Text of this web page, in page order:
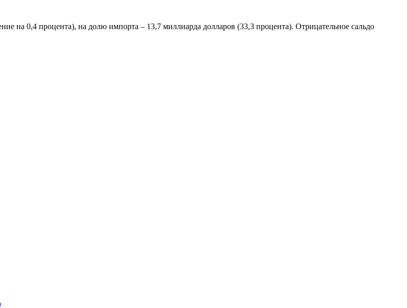
на 0,4 процента), на долю импорта – 13,7 миллиарда долларов (33,3 процента). Отрицательное сальдо